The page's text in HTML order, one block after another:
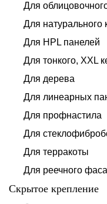
Для
Для натурального
Для HPL панелей
Для тонкого, XXL
Для дерева
Для линеарных
Для профнастила
Для
Для терракоты
Для реечного
Скрытое крепление